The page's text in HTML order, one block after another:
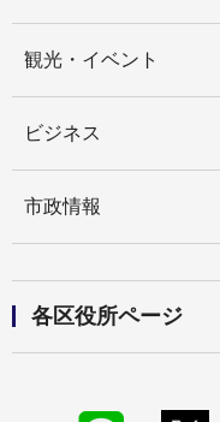
観光・イベント
ビジネス
市政情報
各区役所ページ